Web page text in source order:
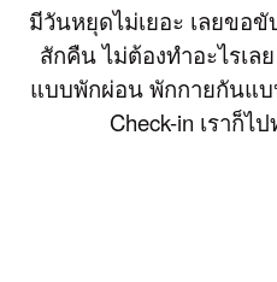
มีวันหยุดไม่เยอะ เลยขอ
สักคืน ไม่ต้องทำอะไรเ
แบบพักผ่อน พักกายกันแ
Check-in เราก็ไ